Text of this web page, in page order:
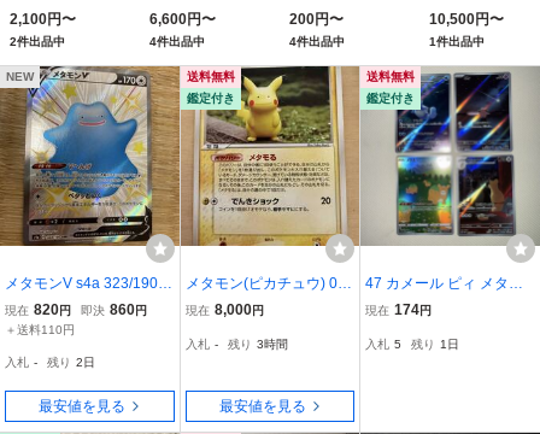
究塔
2,100円〜
2件出品中
デッキ1/2雷EX
6,600円〜
4件出品中
イクラスパック
VSTARユニバース
200円〜
4件出品中
カーレット＆バイオ
ット 強化拡張パック
ポケモンカード
151（イチゴーイチ
10,500円〜
1件出品中
NEW
メタモンV s4a 323/190 S
SR ポケモンカードゲーム
同梱OK 美品
現在 820円 即決 860円
＋送料110円
入札 - 残り 2日
最安値を見る
送料無料
鑑定付き
メタモン(ピカチュウ) 00
3/015 PH-I ポケモンカー
現在 8,000円
入札 - 残り 3時間
最安値を見る
送料無料
鑑定付き
47 カメール ピィ メタモ
ン ペルシアン AR 25th 15
現在 174円
入札 5 残り 1日